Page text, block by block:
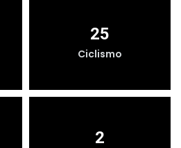
25
Ciclismo
2